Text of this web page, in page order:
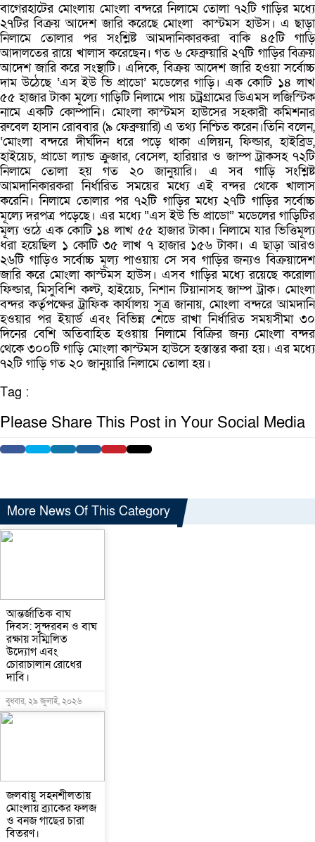
বাগেরহাটের মোংলায় মোংলা বন্দরে নিলামে তোলা ৭২টি গাড়ির মধ্যে
২৭টির বিক্রয় আদেশ জারি করেছে মোংলা কাস্টমস হাউস। এ ছাড়া
নিলামে তোলার পর সংশ্লিষ্ট আমদানিকারকরা বাকি ৪৫টি গাড়ি
আদালতের রায়ে খালাস করেছেন। গত ৬ ফেব্রুয়ারি ২৭টি গাড়ির বিক্রয়
আদেশ জারি করে সংস্থাটি। এদিকে, বিক্রয় আদেশ জারি হওয়া সর্বোচ্চ
দাম উঠেছে ‘এস ইউ ভি প্রাডো’ মডেলের গাড়ি। এক কোটি ১৪ লাখ
৫৫ হাজার টাকা মূল্যে গাড়িটি নিলামে পায় চট্রগ্রামের ডিএমস লজিস্টিক
নামে একটি কোম্পানি। মোংলা কাস্টমস হাউসের সহকারী কমিশনার
রুবেল হাসান রোববার (৯ ফেব্রুয়ারি) এ তথ্য নিশ্চিত করেন।তিনি বলেন,
‘মোংলা বন্দরে দীর্ঘদিন ধরে পড়ে থাকা এলিয়ন, ফিল্ডার, হাইব্রিড,
হাইয়েচ, প্রাডো ল্যান্ড ক্রুজার, বেসেল, হারিয়ার ও জাম্প ট্রাকসহ ৭২টি
নিলামে তোলা হয় গত ২০ জানুয়ারি। এ সব গাড়ি সংশ্লিষ্ট
আমদানিকারকরা নির্ধারিত সময়ের মধ্যে এই বন্দর থেকে খালাস
করেনি। নিলামে তোলার পর ৭২টি গাড়ির মধ্যে ২৭টি গাড়ির সর্বোচ্চ
মূল্যে দরপত্র পড়েছে। এর মধ্যে “এস ইউ ভি প্রাডো” মডেলের গাড়িটির
মূল্য ওঠে এক কোটি ১৪ লাখ ৫৫ হাজার টাকা। নিলামে যার ভিত্তিমূল্য
ধরা হয়েছিল ১ কোটি ৩৫ লাখ ৭ হাজার ১৫৬ টাকা। এ ছাড়া আরও
২৬টি গাড়িও সর্বোচ্চ মূল্য পাওয়ায় সে সব গাড়ির জন্যও বিক্রয়াদেশ
জারি করে মোংলা কাস্টমস হাউস। এসব গাড়ির মধ্যে রয়েছে করোলা
ফিল্ডার, মিসুবিশি কল্ট, হাইয়েচ, নিশান টিয়ানাসহ জাম্প ট্রাক। মোংলা
বন্দর কর্তৃপক্ষের ট্রাফিক কার্যালয় সূত্র জানায়, মোংলা বন্দরে আমদানি
হওয়ার পর ইয়ার্ড এবং বিভিন্ন শেডে রাখা নির্ধারিত সময়সীমা ৩০
দিনের বেশি অতিবাহিত হওয়ায় নিলামে বিক্রির জন্য মোংলা বন্দর
থেকে ৩০০টি গাড়ি মোংলা কাস্টমস হাউসে হস্তান্তর করা হয়। এর মধ্যে
৭২টি গাড়ি গত ২০ জানুয়ারি নিলামে তোলা হয়।
Tag :
Please Share This Post in Your Social Media
More News Of This Category
আন্তর্জাতিক বাঘ
দিবস: সুন্দরবন ও বাঘ
রক্ষায় সম্মিলিত
উদ্যোগ এবং
চোরাচালান রোধের
দাবি।
বুধবার, ২৯ জুলাই, ২০২৬
জলবায়ু সহনশীলতায়
মোংলায় ব্র্যাকের ফলজ
ও বনজ গাছের চারা
বিতরণ।